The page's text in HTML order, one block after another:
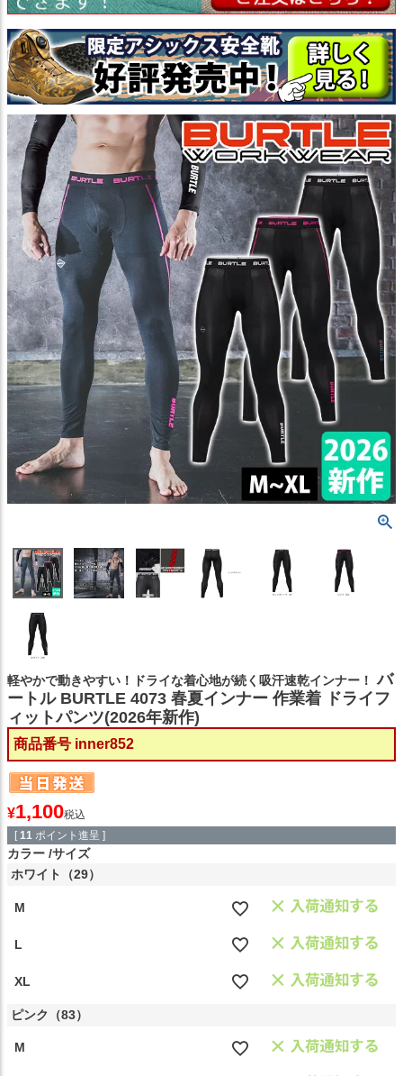
軽やかで動きやすい！ドライな着心地が続く吸汗速乾インナー！
バ
ートル BURTLE 4073 春夏インナー 作業着 ドライフ
ィットパンツ(2026年新作)
商品番号 inner852
¥1,100税込
[ 11 ポイント進呈 ]
カラー サイズ
ホワイト（29）
M
L
XL
ピンク（83）
M